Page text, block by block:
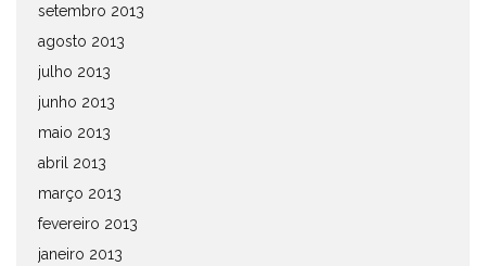
setembro 2013
agosto 2013
julho 2013
junho 2013
maio 2013
abril 2013
março 2013
fevereiro 2013
janeiro 2013